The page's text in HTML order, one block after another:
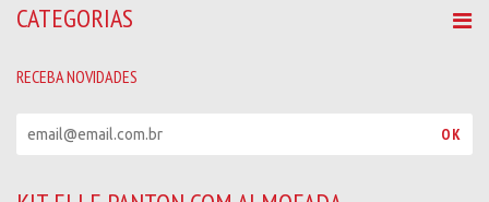
CATEGORIAS
RECEBA NOVIDADES
OK